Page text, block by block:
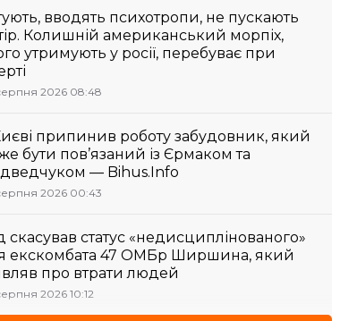
вводять психотропи, не пускають
Колишній американський морпіх,
утримують у росії, перебуває при
2026 08:48
припинив роботу забудовник, який
бути пов’язаний із Єрмаком та
— Bihus.Info
2026 00:43
скасував статус «недисциплінованого»
екскомбата 47 ОМБр Ширшина, який
про втрати людей
2026 10:12